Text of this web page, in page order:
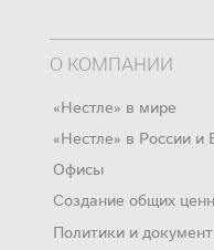
О КОМПАНИИ
«Нестле» в мире
«Нестле» в России и
Офисы
Создание общих
Политики и